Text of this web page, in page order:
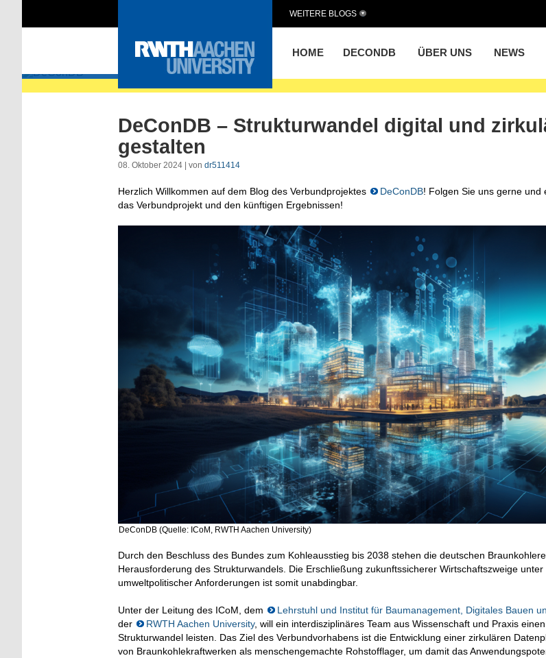
HOME DECONDB ÜBER UNS NEWS
WEITERE BLOGS
DeConDB
DeConDB – Strukturwandel digital und
gestalten
08. Oktober 2024 | von dr511414
Herzlich Willkommen auf dem Blog des Verbundprojektes DeConDB! Folgen Sie uns gerne und
das Verbundprojekt und den künftigen Ergebnissen!
DeConDB (Quelle: ICoM, RWTH Aachen University)
Durch den Beschluss des Bundes zum Kohleausstieg bis 2038 stehen die deutschen
Herausforderung des Strukturwandels. Die Erschließung zukunftssicherer Wirtschaftszweige unter
umweltpolitischer Anforderungen ist somit unabdingbar.
Unter der Leitung des ICoM, dem
Lehrstuhl und Institut für Baumanagement, Digitales Bauen
der
RWTH Aachen University, will ein interdisziplinäres Team aus Wissenschaft und Praxis
Strukturwandel leisten. Das Ziel des Verbundvorhabens ist die Entwicklung einer zirkulären
von Braunkohlekraftwerken als menschengemachte Rohstofflager, um damit das